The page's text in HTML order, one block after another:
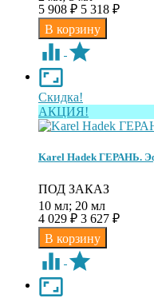
5 908 ₽ 5 318 ₽
Скидка!
АКЦИЯ!
Karel Hadek ГЕРАНЬ.
ПОД ЗАКАЗ
10 мл; 20 мл
4 029 ₽ 3 627 ₽